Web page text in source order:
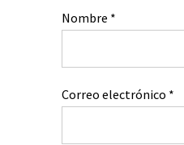
Nombre *
Correo electrónico *